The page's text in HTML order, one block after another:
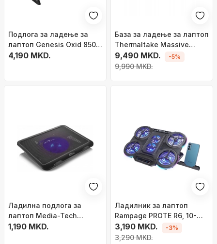
Подлога за ладење за
лаптоп Genesis Oxid 850
RGB NHG-1858, 17.3\", 5
4,190 MKD.
База за ладење за лаптоп
Thermaltake Massive
Extreme, до 18\", RGB
осветлување, црна
9,490 MKD.
9,990 MKD.
-5%
Ладилна подлога за
лаптоп Media-Tech
MT2660, вентилатор со
1,190 MKD.
Ладилник за лаптоп
Rampage PROTE R6, 10-
17\", 6 вентилатори, сив
3,190 MKD.
3,290 MKD.
-3%